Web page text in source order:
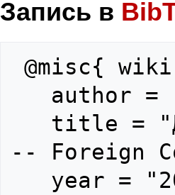
Запись в
-- Foreign